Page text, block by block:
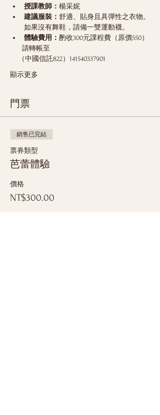
授課教師： 楊采妮
建議服裝： 舒適、貼身且具彈性之衣物。
如果沒有舞鞋，請備一雙運動襪。
體驗費用： 酌收300元課程費（原價550）
請轉帳至
（中國信託822）141540337901
顯示更多
門票
銷售已完結
票券類型
芭蕾體驗
價格
NT$300.00